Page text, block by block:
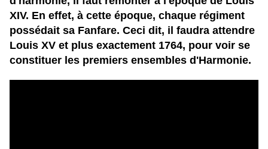
XIV. En effet, à cette époque, chaque régiment
possédait sa Fanfare. Ceci dit, il faudra attendre
Louis XV et plus exactement 1764, pour voir se
constituer les premiers ensembles d'Harmonie.